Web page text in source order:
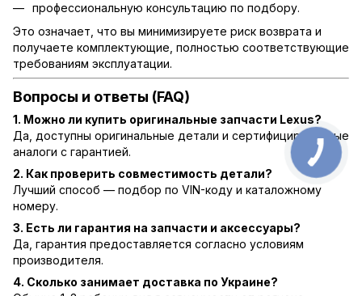
профессиональную консультацию по подбору.
Это означает, что вы минимизируете риск возврата и
получаете комплектующие, полностью соответствующие
требованиям эксплуатации.
Вопросы и ответы (FAQ)
1. Можно ли купить оригинальные запчасти Lexus?
Да, доступны оригинальные детали и сертифицированные
аналоги с гарантией.
2. Как проверить совместимость детали?
Лучший способ — подбор по VIN-коду и каталожному
номеру.
3. Есть ли гарантия на запчасти и аксессуары?
Да, гарантия предоставляется согласно условиям
производителя.
4. Сколько занимает доставка по Украине?